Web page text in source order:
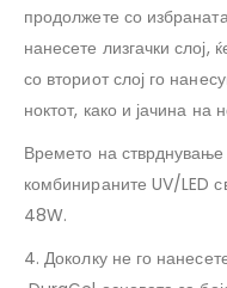
продолжете со
нанесете лизгачки слој,
со вториот слој го
ноктот, како и јачина на
Времето на
комбинираните UV/LED
48W.
4.Доколку не го